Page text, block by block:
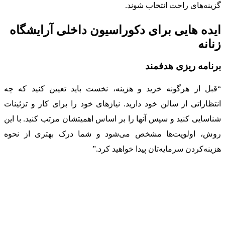
گزینه‌های راحت انتخاب شوند.
ایده هایی برای دکوراسیون داخلی آرایشگاه
زنانه
برنامه ریزی هدفمند
“قبل از هرگونه خرید و هزینه، نخست باید تعیین کنید که چه
انتظاراتی از سالن خود دارید. نیازهای خود را برای کار و تزئینات
شناسایی کنید و سپس آنها را بر اساس اهمیتشان مرتب کنید. با این
روش، اولویت‌ها مشخص می‌شود و شما درک بهتری از نحوه
هزینه‌کردن سرمایه‌تان پیدا خواهید کرد.”